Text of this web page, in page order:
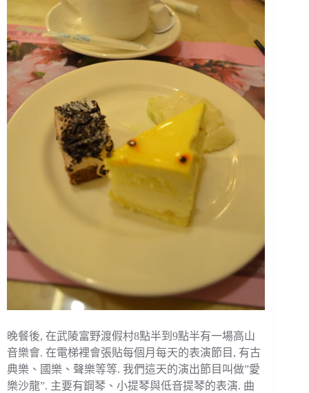
晚餐後, 在武陵富野渡假村8點半到9點半有一場高山
音樂會. 在電梯裡會張貼每個月每天的表演節目, 有古
典樂、國樂、聲樂等等. 我們這天的演出節目叫做”愛
樂沙龍”. 主要有鋼琴、小提琴與低音提琴的表演. 曲